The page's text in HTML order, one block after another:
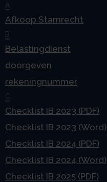
A
Afkoop Stamrecht
B
Belastingdienst
doorgeven
rekeningnummer
C
Checklist IB 2023 (PDF)
Checklist IB 2023 (Word)
Checklist IB 2024 (PDF)
Checklist IB 2024 (Word)
Checklist IB 2025 (PDF)